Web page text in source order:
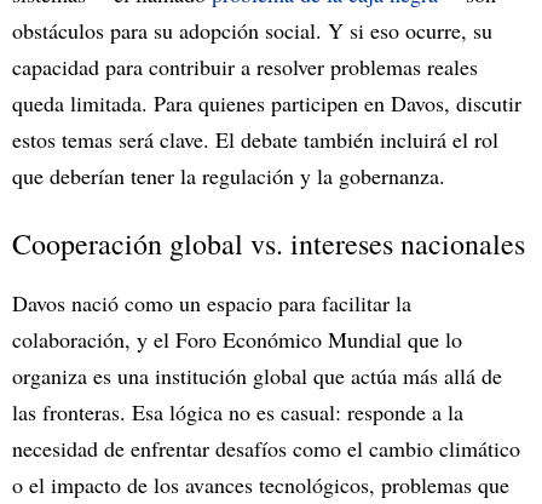
obstáculos para su adopción social. Y si eso ocurre, su
capacidad para contribuir a resolver problemas reales
queda limitada. Para quienes participen en Davos, discutir
estos temas será clave. El debate también incluirá el rol
que deberían tener la regulación y la gobernanza.
Cooperación global vs. intereses nacionales
Davos nació como un espacio para facilitar la
colaboración, y el Foro Económico Mundial que lo
organiza es una institución global que actúa más allá de
las fronteras. Esa lógica no es casual: responde a la
necesidad de enfrentar desafíos como el cambio climático
o el impacto de los avances tecnológicos, problemas que